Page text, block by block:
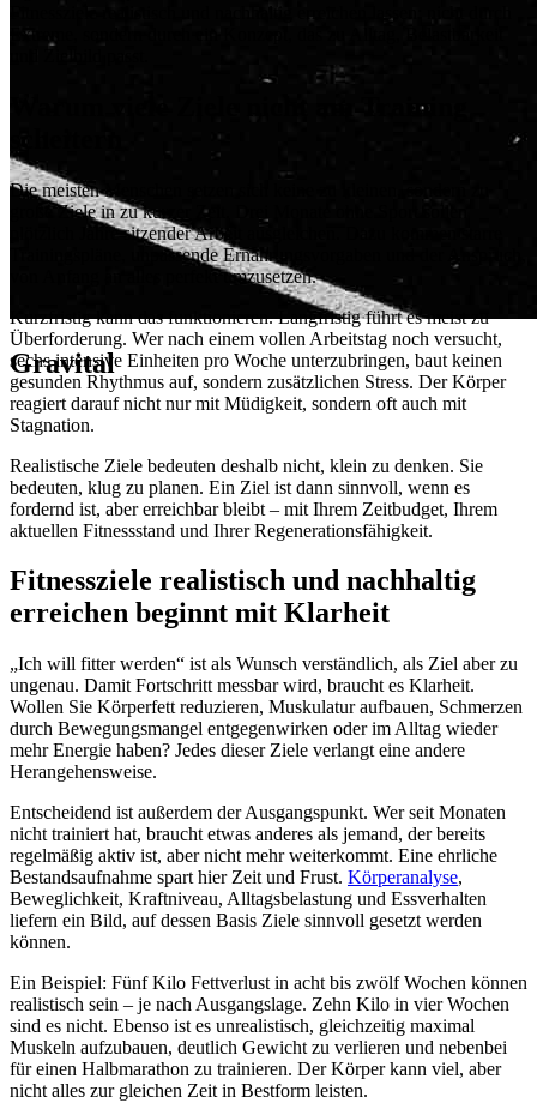
Gravital
Fitnessziele realistisch und nachhaltig erreichen lassen: nicht durch
Extreme, sondern durch ein Konzept, das zu Alltag, Belastbarkeit
Warum viele Ziele nicht am Training
scheitern
Die meisten Menschen setzen sich keine zu kleinen, sondern zu
große Ziele in zu kurzer Zeit. Drei Monate ohne Sport sollen
plötzlich Jahre sitzender Arbeit ausgleichen. Dazu kommen starre
Trainingspläne, unpassende Ernährungsvorgaben und der Anspruch,
von Anfang an alles perfekt umzusetzen.
Kurzfristig kann das funktionieren. Langfristig führt es meist zu
Überforderung. Wer nach einem vollen Arbeitstag noch versucht,
sechs intensive Einheiten pro Woche unterzubringen, baut keinen
gesunden Rhythmus auf, sondern zusätzlichen Stress. Der Körper
reagiert darauf nicht nur mit Müdigkeit, sondern oft auch mit
Stagnation.
Realistische Ziele bedeuten deshalb nicht, klein zu denken. Sie
bedeuten, klug zu planen. Ein Ziel ist dann sinnvoll, wenn es
fordernd ist, aber erreichbar bleibt – mit Ihrem Zeitbudget, Ihrem
aktuellen Fitnessstand und Ihrer Regenerationsfähigkeit.
Fitnessziele realistisch und nachhaltig
erreichen beginnt mit Klarheit
„Ich will fitter werden“ ist als Wunsch verständlich, als Ziel aber zu
ungenau. Damit Fortschritt messbar wird, braucht es Klarheit.
Wollen Sie Körperfett reduzieren, Muskulatur aufbauen, Schmerzen
durch Bewegungsmangel entgegenwirken oder im Alltag wieder
mehr Energie haben? Jedes dieser Ziele verlangt eine andere
Herangehensweise.
Entscheidend ist außerdem der Ausgangspunkt. Wer seit Monaten
nicht trainiert hat, braucht etwas anderes als jemand, der bereits
regelmäßig aktiv ist, aber nicht mehr weiterkommt. Eine ehrliche
Bestandsaufnahme spart hier Zeit und Frust. Körperanalyse,
Beweglichkeit, Kraftniveau, Alltagsbelastung und Essverhalten
liefern ein Bild, auf dessen Basis Ziele sinnvoll gesetzt werden
können.
Ein Beispiel: Fünf Kilo Fettverlust in acht bis zwölf Wochen können
realistisch sein – je nach Ausgangslage. Zehn Kilo in vier Wochen
sind es nicht. Ebenso ist es unrealistisch, gleichzeitig maximal
Muskeln aufzubauen, deutlich Gewicht zu verlieren und nebenbei
für einen Halbmarathon zu trainieren. Der Körper kann viel, aber
nicht alles zur gleichen Zeit in Bestform leisten.